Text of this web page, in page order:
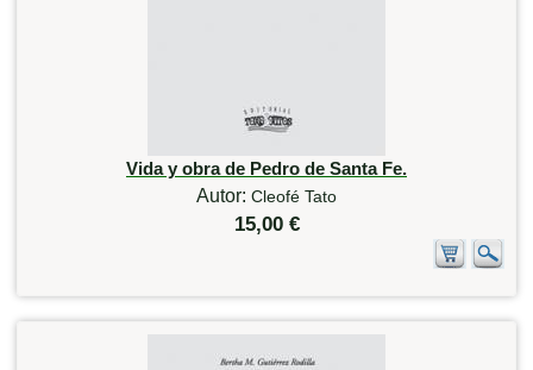
Vida y obra de Pedro de Santa Fe.
Autor: Cleofé Tato
15,00 €